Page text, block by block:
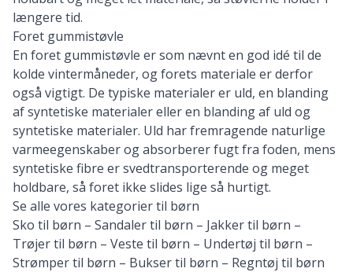
længere tid.
Foret gummistøvle
En foret gummistøvle er som nævnt en god idé til de
kolde vintermåneder, og forets materiale er derfor
også vigtigt. De typiske materialer er uld, en blanding
af syntetiske materialer eller en blanding af uld og
syntetiske materialer. Uld har fremragende naturlige
varmeegenskaber og absorberer fugt fra foden, mens
syntetiske fibre er svedtransporterende og meget
holdbare, så foret ikke slides lige så hurtigt.
Se alle vores kategorier til børn
Sko til børn – Sandaler til børn – Jakker til børn –
Trøjer til børn – Veste til børn – Undertøj til børn –
Strømper til børn – Bukser til børn – Regntøj til børn